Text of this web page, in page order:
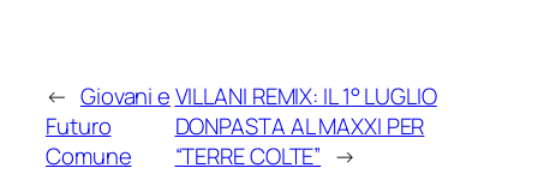
← Giovani e
Futuro
Comune
VILLANI REMIX: IL 1° LUGLIO
DONPASTA AL MAXXI PER
“TERRE COLTE” →